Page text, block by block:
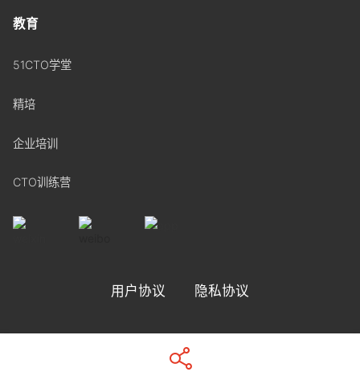
教育
51CTO学堂
精培
企业培训
CTO训练营
用户协议 隐私协议